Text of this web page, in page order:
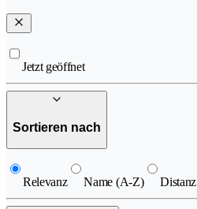
Jetzt geöffnet
Sortieren nach
Relevanz Name (A-Z) Distanz